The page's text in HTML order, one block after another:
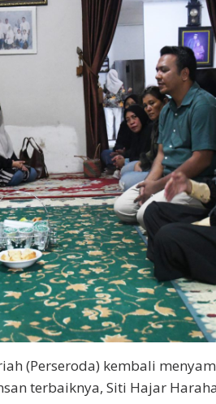
(Perseroda) kembali
terbaiknya, Siti Hajar